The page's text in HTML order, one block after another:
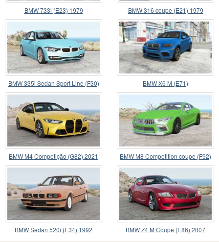
BMW 733i (E23) 1979 BMW 316 coupe (E21) 1979
BMW 335i Sedan Sport Line (F30)
2013
BMW X6 M (Е71)
BMW M4 Competição (G82) 2021
BMW M8 Competition coupe (F92)
2019
BMW Sedan 520i (E34) 1992 BMW Z4 M Coupe (E86) 2007